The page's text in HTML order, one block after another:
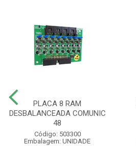
PLACA 8 RAM
DESBALANCEADA COMUNIC
48
Código: 503300
Embalagem: UNIDADE